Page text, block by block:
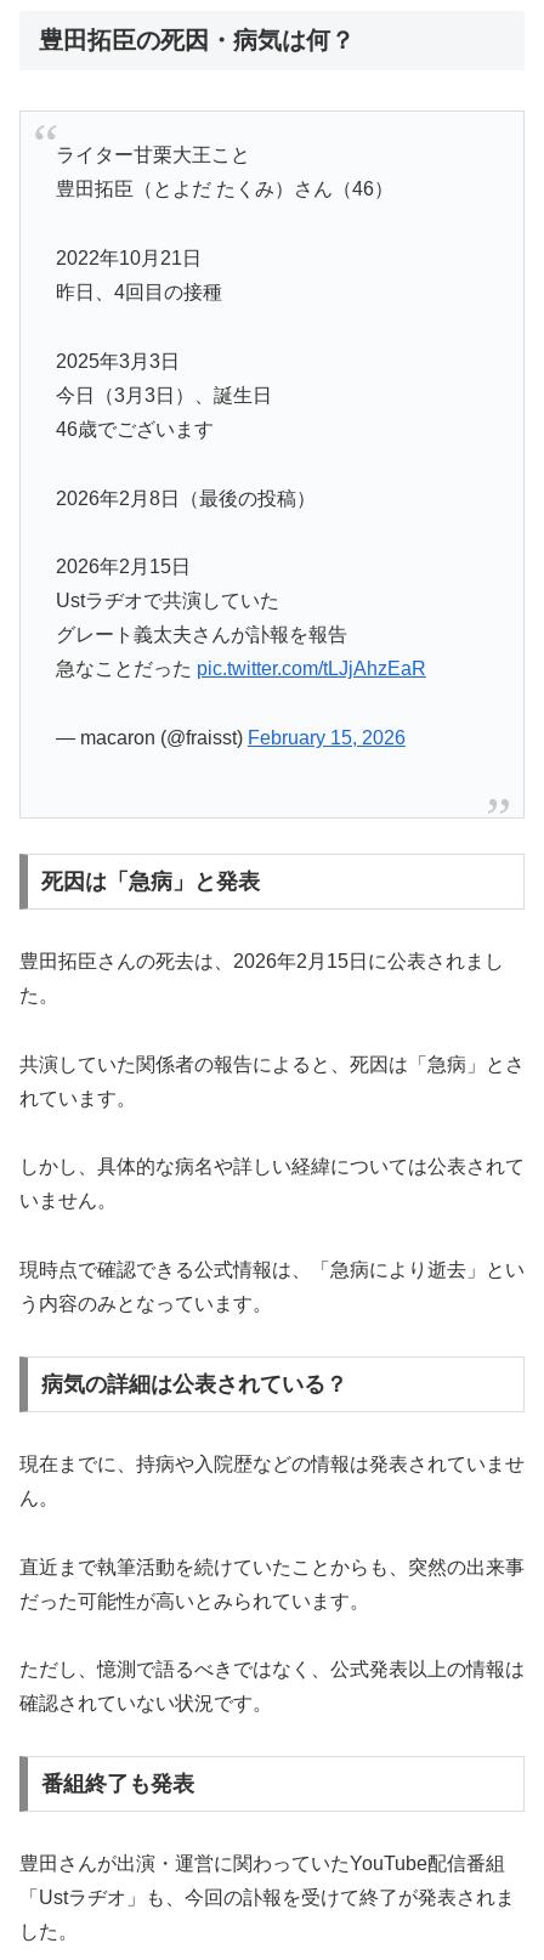
豊田拓臣の死因・病気は何？
ライター甘栗大王こと
豊田拓臣（とよだ たくみ）さん（46）
2022年10月21日
昨日、4回目の接種
2025年3月3日
今日（3月3日）、誕生日
46歳でございます
2026年2月8日（最後の投稿）
2026年2月15日
Ustラヂオで共演していた
グレート義太夫さんが訃報を報告
急なことだった pic.twitter.com/tLJjAhzEaR
— macaron (@fraisst) February 15, 2026
死因は「急病」と発表
豊田拓臣さんの死去は、2026年2月15日に公表されまし
た。
共演していた関係者の報告によると、死因は「急病」とさ
れています。
しかし、具体的な病名や詳しい経緯については公表されて
いません。
現時点で確認できる公式情報は、「急病により逝去」とい
う内容のみとなっています。
病気の詳細は公表されている？
現在までに、持病や入院歴などの情報は発表されていませ
ん。
直近まで執筆活動を続けていたことからも、突然の出来事
だった可能性が高いとみられています。
ただし、憶測で語るべきではなく、公式発表以上の情報は
確認されていない状況です。
番組終了も発表
豊田さんが出演・運営に関わっていたYouTube配信番組
「Ustラヂオ」も、今回の訃報を受けて終了が発表されま
した。